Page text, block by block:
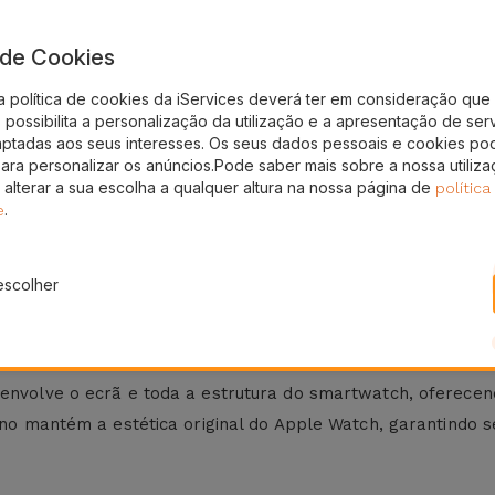
Entrega Grátis
Smartwatch Apple no dia a dia, com a Capa para Apple
em vidro temperado resistente.
também outros tamanhos como 40 mm, 38 mm, 42
Watch de riscos, impactos, quedas e do desgaste
o ecrã e toda a estrutura do smartwatch,
mantém a estética original do Apple Watch, garantindo
Cookies
política de cookies da iServices deverá ter em consideração que
a personalização da utilização e a apresentação de
aos seus interesses. Os seus dados pessoais e cookies
personalizar os anúncios.Pode saber mais sobre a nossa
a sua escolha a qualquer altura na nossa página de política
.